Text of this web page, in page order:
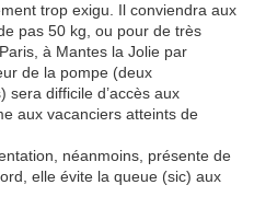
trop exigu. Il conviendra aux
pas 50 kg, ou pour de très
à Mantes la Jolie par
de la pompe (deux
sera difficile d’accès aux
aux vacanciers atteints de
néanmoins, présente de
elle évite la queue (sic) aux